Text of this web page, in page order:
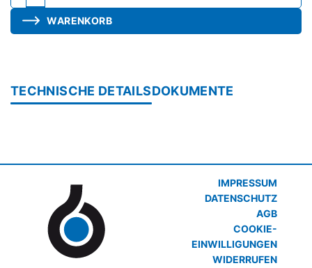
WARENKORB
TECHNISCHE DETAILSDOKUMENTE
IMPRESSUM
DATENSCHUTZ
AGB
COOKIE-
EINWILLIGUNGEN
WIDERRUFEN